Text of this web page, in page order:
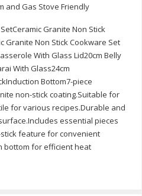
and Gas Stove Friendly
Granite Non Stick
Granite Non Stick Cookware Set
With Glass Lid20cm Belly
With Glass24cm
Bottom7-piece
non-stick coating.Suitable for
for various recipes.Durable and
essential pieces
feature for convenient
bottom for efficient heat